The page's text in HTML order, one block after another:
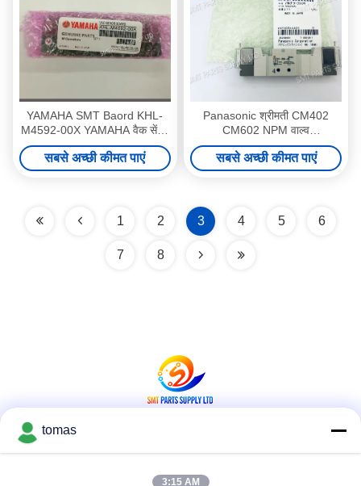
YAMAHA SMT Baord KHL-
M4592-00X YAMAHA वैक सेंसर
बोर्ड मूल नया या प्रयुक्त
सबसे अच्छी कीमत पाएं
Panasonic श्रीमती CM402
CM602 NPM वाल्व
KXF0DR4AA00 VQZ1421-
5M01-M5 बेचने के लिए मूल नया
सबसे अच्छी कीमत पाएं
1 2 3 4 5 6
7 8
tomas
3:15 AM